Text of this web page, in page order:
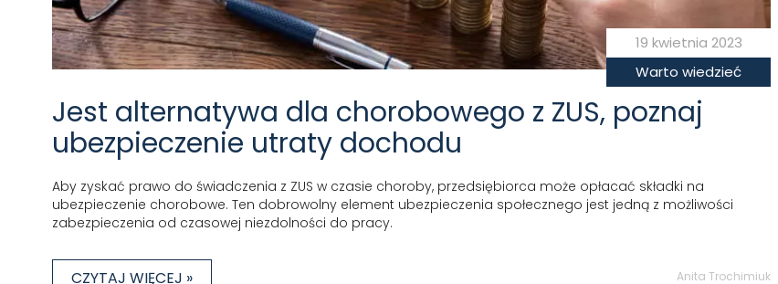
19 kwietnia 2023
Warto wiedzieć
Jest alternatywa dla chorobowego z ZUS, poznaj
ubezpieczenie utraty dochodu
Aby zyskać prawo do świadczenia z ZUS w czasie choroby, przedsiębiorca może opłacać składki na
ubezpieczenie chorobowe. Ten dobrowolny element ubezpieczenia społecznego jest jedną z możliwości
zabezpieczenia od czasowej niezdolności do pracy.
CZYTAJ WIĘCEJ » Anita Trochimiuk